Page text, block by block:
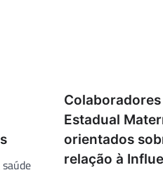
Estadual
orientados
relação à